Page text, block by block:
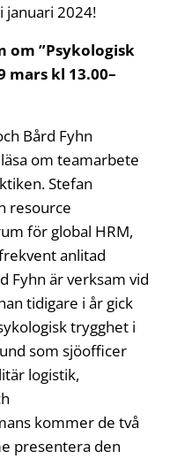
januari 2024!
om ”Psykologisk
mars kl 13.00–
Bård Fyhn
om teamarbete
Stefan
resource
för global HRM,
anlitad
Fyhn är verksam vid
tidigare i år gick
trygghet i
som sjöofficer
logistik,
kommer de två
presentera den